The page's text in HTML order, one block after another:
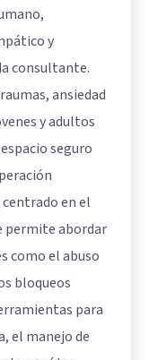
y
consultante.
ansiedad
y adultos
seguro
en el
permite abordar
como el abuso
bloqueos
para
el manejo de